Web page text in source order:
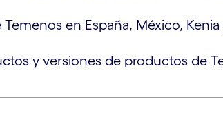
en España, México,
y versiones de productos de